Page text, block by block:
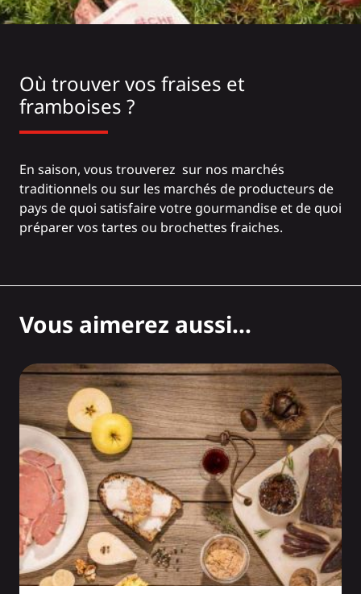
Où trouver vos fraises et
framboises ?
En saison, vous trouverez sur nos marchés
traditionnels ou sur les marchés de producteurs de
pays de quoi satisfaire votre gourmandise et de quoi
préparer vos tartes ou brochettes fraiches.
Vous aimerez aussi...